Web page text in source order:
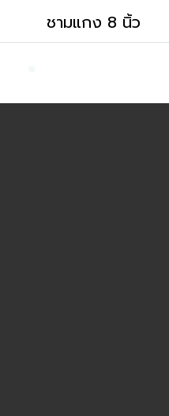
ชามแกง 8 นิ้ว